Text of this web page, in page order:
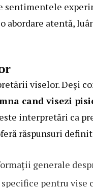
sentimentele
abordare atentă,
viselor. Deși
cand visezi
interpretări ca
răspunsuri
generale
pentru vise